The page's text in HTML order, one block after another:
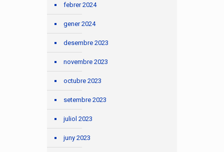
febrer 2024
gener 2024
desembre 2023
novembre 2023
octubre 2023
setembre 2023
juliol 2023
juny 2023